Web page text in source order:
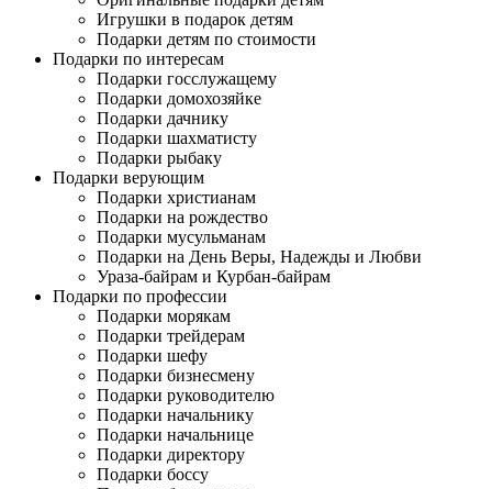
Игрушки в подарок детям
Подарки детям по стоимости
Подарки по интересам
Подарки госслужащему
Подарки домохозяйке
Подарки дачнику
Подарки шахматисту
Подарки рыбаку
Подарки верующим
Подарки христианам
Подарки на рождество
Подарки мусульманам
Подарки на День Веры, Надежды и Любви
Ураза-байрам и Курбан-байрам
Подарки по профессии
Подарки морякам
Подарки трейдерам
Подарки шефу
Подарки бизнесмену
Подарки руководителю
Подарки начальнику
Подарки начальнице
Подарки директору
Подарки боссу